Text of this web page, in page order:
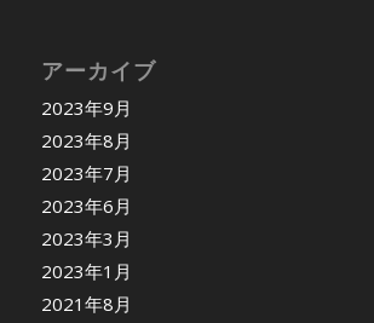
アーカイブ
2023年9月
2023年8月
2023年7月
2023年6月
2023年3月
2023年1月
2021年8月